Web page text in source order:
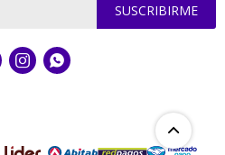
SUSCRIBIRME
 